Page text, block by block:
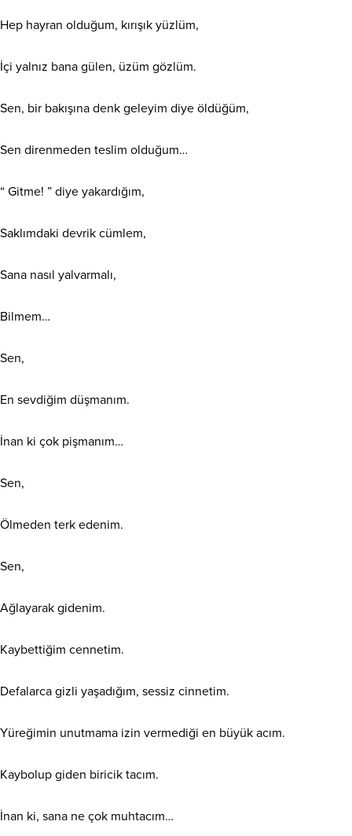
Hep hayran olduğum, kırışık yüzlüm,
İçi yalnız bana gülen, üzüm gözlüm.
Sen, bir bakışına denk geleyim diye öldüğüm,
Sen direnmeden teslim olduğum…
“ Gitme! ” diye yakardığım,
Saklımdaki devrik cümlem,
Sana nasıl yalvarmalı,
Bilmem…
Sen,
En sevdiğim düşmanım.
İnan ki çok pişmanım…
Sen,
Ölmeden terk edenim.
Sen,
Ağlayarak gidenim.
Kaybettiğim cennetim.
Defalarca gizli yaşadığım, sessiz cinnetim.
Yüreğimin unutmama izin vermediği en büyük acım.
Kaybolup giden biricik tacım.
İnan ki, sana ne çok muhtacım…